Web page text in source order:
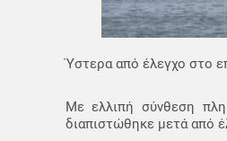
Ύστερα από έλεγχο στο
Με ελλιπή σύνθεση
διαπιστώθηκε μετά από